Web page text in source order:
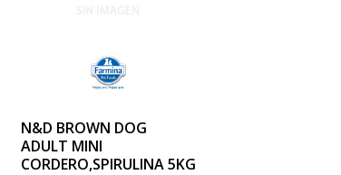
N&D BROWN DOG
ADULT MINI
CORDERO,SPIRULINA 5KG